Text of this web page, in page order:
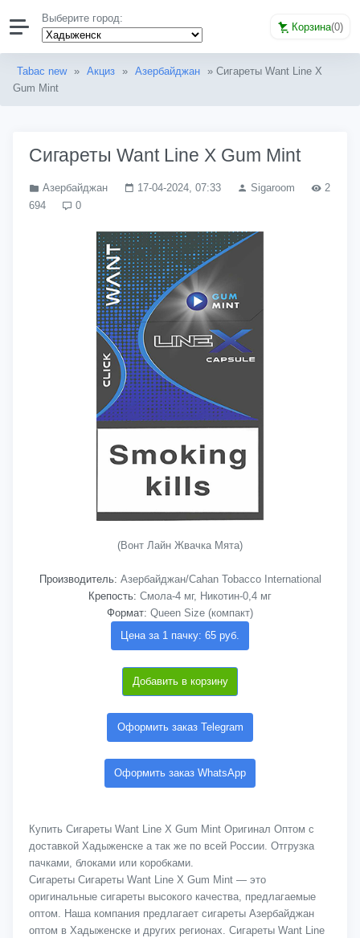
Выберите город:
Корзина(0)
Tabac new » Акциз » Азербайджан » Сигареты Want Line X
Gum Mint
Сигареты Want Line X Gum Mint
Азербайджан 17-04-2024, 07:33 Sigaroom
2
694
0
(Вонт Лайн Жвачка Мята)
Производитель: Азербайджан/Cahan Tobacco International
Крепость: Смола-4 мг, Никотин-0,4 мг
Формат: Queen Size (компакт)
Цена за 1 пачку: 65 руб.
Добавить в корзину
Оформить заказ Telegram
Оформить заказ WhatsApp
Купить Сигареты Want Line X Gum Mint Оригинал Оптом с
доставкой Хадыженске а так же по всей России. Отгрузка
пачками, блоками или коробками.
Сигареты Сигареты Want Line X Gum Mint — это
оригинальные сигареты высокого качества, предлагаемые
оптом. Наша компания предлагает сигареты Азербайджан
оптом в Хадыженске и других регионах. Сигареты Want Line